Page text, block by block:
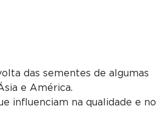
das sementes de algumas
e América.
influenciam na qualidade e no